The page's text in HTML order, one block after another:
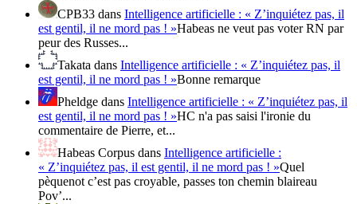
CPB33 dans Intelligence artificielle : « Z’inquiétez pas, il
est gentil, il ne mord pas ! »Habeas ne veut pas voter RN par
peur des Russes...
Takata dans Intelligence artificielle : « Z’inquiétez pas, il
est gentil, il ne mord pas ! »Bonne remarque
Pheldge dans Intelligence artificielle : « Z’inquiétez pas, il
est gentil, il ne mord pas ! »HC n'a pas saisi l'ironie du
commentaire de Pierre, et...
Habeas Corpus dans Intelligence artificielle :
« Z’inquiétez pas, il est gentil, il ne mord pas ! »Quel
pèquenot c’est pas croyable, passes ton chemin blaireau
Pov’...